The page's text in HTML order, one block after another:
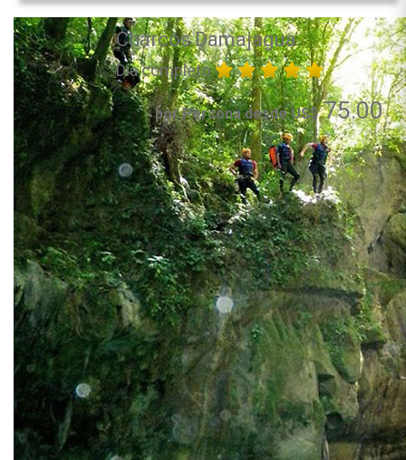
Charcos Damajagua
Día completo
por Persona desde US$75.00